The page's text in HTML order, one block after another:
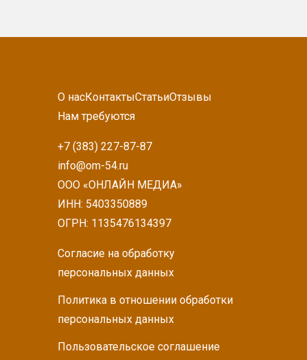
О насКонтактыСтатьиОтзывы
Нам требуются
+7 (383) 227-87-87
info@om-54.ru
ООО «ОНЛАЙН МЕДИА»
ИНН: 5403350889
ОГРН: 1135476134397
Согласие на обработку
персональных данных
Политика в отношении обработки
персональных данных
Пользовательское соглашение